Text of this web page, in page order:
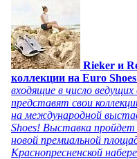
Rieker и
коллекции на Euro
входящие в число
представят свои
на международной
Shoes! Выставка пройдет
новой премиальной
Краснопресненской